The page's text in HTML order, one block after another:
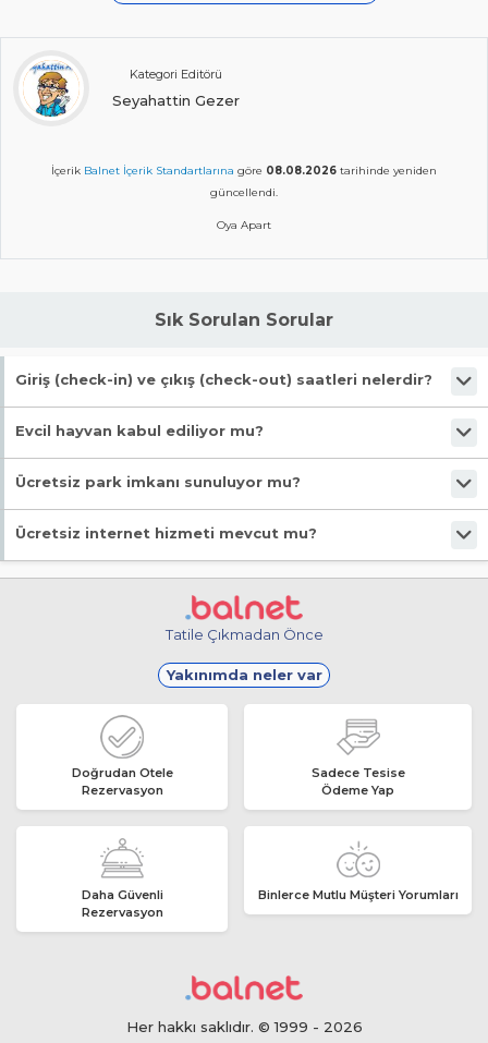
Kategori Editörü
Seyahattin Gezer
İçerik Balnet İçerik Standartlarına göre 08.08.2026 tarihinde yeniden
güncellendi.
Oya Apart
Sık Sorulan Sorular
Giriş (check-in) ve çıkış (check-out) saatleri nelerdir?
Giriş en erken 13:00, çıkış en geç 11:00 saatindedir.
Evcil hayvan kabul ediliyor mu?
Malesef, evcil hayvan kabul edilmiyor!
Ücretsiz park imkanı sunuluyor mu?
Evet, ücretsiz park imkanı mevcut.
Ücretsiz internet hizmeti mevcut mu?
Evet, ücretsiz internet hizmeti sunuluyor.
Tatile Çıkmadan Önce
Yakınımda neler var
Doğrudan Otele
Rezervasyon
Sadece Tesise
Ödeme Yap
Daha Güvenli
Rezervasyon
Binlerce Mutlu Müşteri Yorumları
Her hakkı saklıdır. © 1999 - 2026